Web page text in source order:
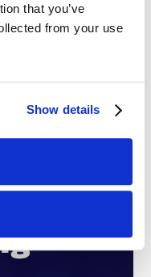
that you’ve
from your use
Show details